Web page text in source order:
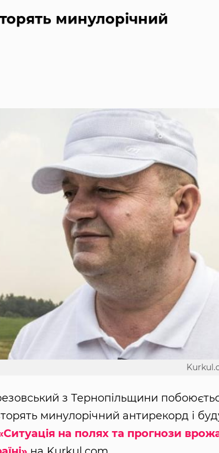
минулорічний
з Тернопільщини
минулорічний антирекорд і
на полях та прогнози